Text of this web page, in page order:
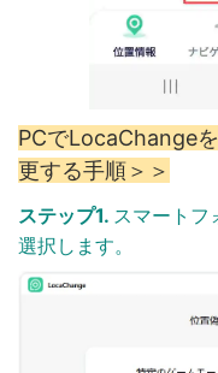
PCでLocaChange
更する手順＞＞
ステップ1. スマートフ
選択します。